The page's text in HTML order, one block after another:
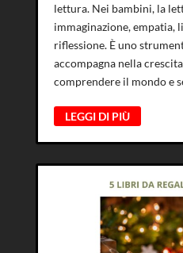
lettura. Nei bambini, la
immaginazione, empatia,
riflessione. È uno
accompagna nella
comprendere il mondo e
LEGGI DI PIÙ